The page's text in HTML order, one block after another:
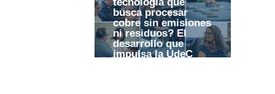
busca procesar
cobre sin emisiones
ni residuos? El
desarrollo que
impulsa la UdeC